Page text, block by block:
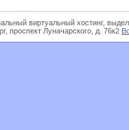
виртуальный хостинг,
проспект Луначарского, д. 76к2